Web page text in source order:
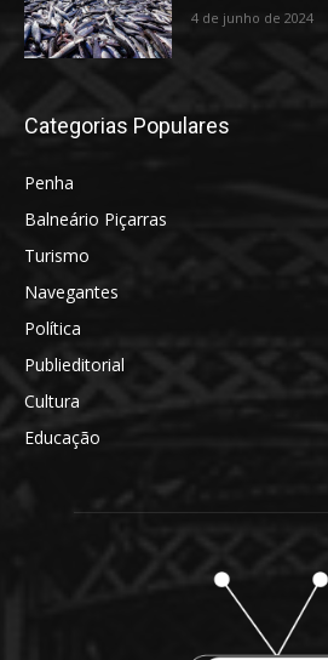
4 de junho de 2024
Categorias Populares
Penha
Balneário Piçarras
Turismo
Navegantes
Política
Publieditorial
Cultura
Educação